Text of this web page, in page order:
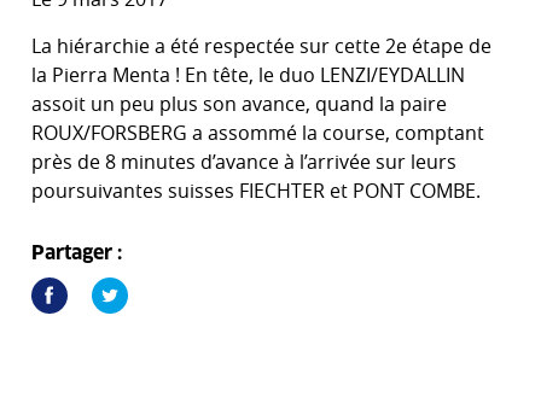
La hiérarchie a été respectée sur cette 2e étape de
la Pierra Menta ! En tête, le duo LENZI/EYDALLIN
assoit un peu plus son avance, quand la paire
ROUX/FORSBERG a assommé la course, comptant
près de 8 minutes d’avance à l’arrivée sur leurs
poursuivantes suisses FIECHTER et PONT COMBE.
Partager :